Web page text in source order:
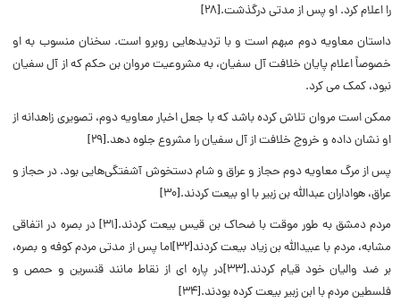
را اعلام کرد. او پس از مدتی درگذشت.[۲۸]
داستان معاویه دوم مبهم است و با تردیدهایی روبرو است. سخنان منسوب به او
خصوصاً اعلام پایان خلافت آل سفیان، به مشروعیت مروان بن حکم که از آل سفیان
نبود، کمک می کرد.
ممکن است مروان تلاش کرده باشد که با جعل اخبار معاویه دوم، تصویری زاهدانه از
او نشان داده و خروج خلافت از آل سفیان را مشروع جلوه دهد.[۲۹]
پس از مرگ معاویه دوم حجاز و عراق و شام دستخوش آشفتگی‌هایی بود. در حجاز و
عراق، هواداران عبدالله بن زبیر با او بیعت کردند.[۳۰]
مردم دمشق به طور موقت با ضحاک بن قیس بیعت کردند.[۳۱] در بصره در اتفاقی
مشابه، مردم با عبیدالله بن زیاد بیعت کردند[۳۲]اما پس از مدتی مردم کوفه و بصره،
بر ضد والیان خود قیام کردند.[۳۳]در پاره ای از نقاط مانند قنسرین و حمص و
فلسطین مردم با ابن زبیر بیعت کرده بودند.[۳۴]